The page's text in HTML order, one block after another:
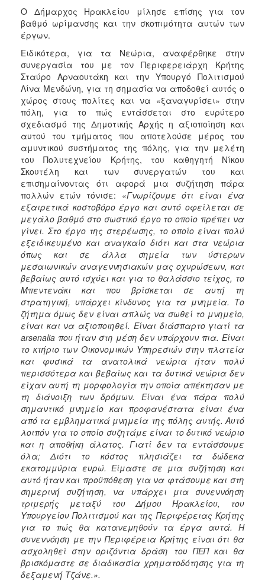
Ο Δήμαρχος Ηρακλείου μίλησε επίσης για τον
βαθμό ωρίμανσης και την σκοπιμότητα αυτών των
έργων.
Ειδικότερα, για τα Νεώρια, αναφέρθηκε στην
συνεργασία του με τον Περιφερειάρχη Κρήτης
Σταύρο Αρναουτάκη και την Υπουργό Πολιτισμού
Λίνα Μενδώνη, για τη σημασία να αποδοθεί αυτός ο
χώρος στους πολίτες και να «ξαναγυρίσει» στην
πόλη, για το πώς εντάσσεται στο ευρύτερο
σχεδιασμό της Δημοτικής Αρχής η αξιοποίηση και
αυτού του τμήματος που αποτελούσε μέρος του
αμυντικού συστήματος της πόλης, για την μελέτη
του Πολυτεχνείου Κρήτης, του καθηγητή Νίκου
Σκουτέλη και των συνεργατών του και
επισημαίνοντας ότι αφορά μια συζήτηση πάρα
πολλών ετών τόνισε: «Γνωρίζουμε ότι είναι ένα
εξαιρετικά κοστοβόρο έργο και αυτό οφείλεται σε
μεγάλο βαθμό στο σωστικό έργο το οποίο πρέπει να
γίνει. Στο έργο της στερέωσης, το οποίο είναι πολύ
εξειδικευμένο και αναγκαίο διότι και στα νεώρια
όπως και σε άλλα σημεία των ύστερων
μεσαιωνικών αναγεννησιακών μας οχυρώσεων, και
βεβαίως αυτό ισχύει και για το θαλάσσιο τείχος, το
Μπεντενάκι και που βρίσκεται σε αυτή τη
στρατηγική, υπάρχει κίνδυνος για τα μνημεία. Το
ζήτημα όμως δεν είναι απλώς να σωθεί το μνημείο,
είναι και να αξιοποιηθεί. Είναι διάσπαρτο γιατί τα
arsenalia που ήταν στη μέση δεν υπάρχουν πια. Είναι
το κτήριο των Οικονομικών Υπηρεσιών στην πλατεία
και φυσικά τα ανατολικά νεώρια ήταν πολύ
περισσότερα και βεβαίως και τα δυτικά νεώρια δεν
είχαν αυτή τη μορφολογία την οποία απέκτησαν με
τη διάνοιξη των δρόμων. Είναι ένα πάρα πολύ
σημαντικό μνημείο και προφανέστατα είναι ένα
από τα εμβληματικά μνημεία της πόλης αυτής. Αυτό
λοιπόν για το οποίο συζητάμε είναι το δυτικό νεώριο
και η αποθήκη άλατος. Γιατί δεν τα εντάσσουμε
όλα; Διότι το κόστος πλησιάζει τα δώδεκα
εκατομμύρια ευρώ. Είμαστε σε μια συζήτηση και
αυτό ήταν και προϋπόθεση για να φτάσουμε και στη
σημερινή συζήτηση, να υπάρχει μια συνεννόηση
τριμερής μεταξύ του Δήμου Ηρακλείου, του
Υπουργείου Πολιτισμού και της Περιφέρειας Κρήτης
για το πώς θα κατανεμηθούν τα έργα αυτά. Η
συνεννόηση με την Περιφέρεια Κρήτης είναι ότι θα
ασχοληθεί στην οριζόντια δράση του ΠΕΠ και θα
βρισκόμαστε σε διαδικασία χρηματοδότησης για τη
δεξαμενή Τζάνε.».